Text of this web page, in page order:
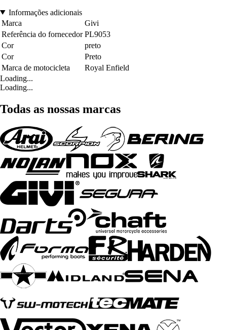
Informações adicionais
Marca
Givi
Referência do fornecedor PL9053
Cor
preto
Cor
Preto
Marca de motocicleta
Royal Enfield
Loading...
Loading...
Todas as nossas marcas